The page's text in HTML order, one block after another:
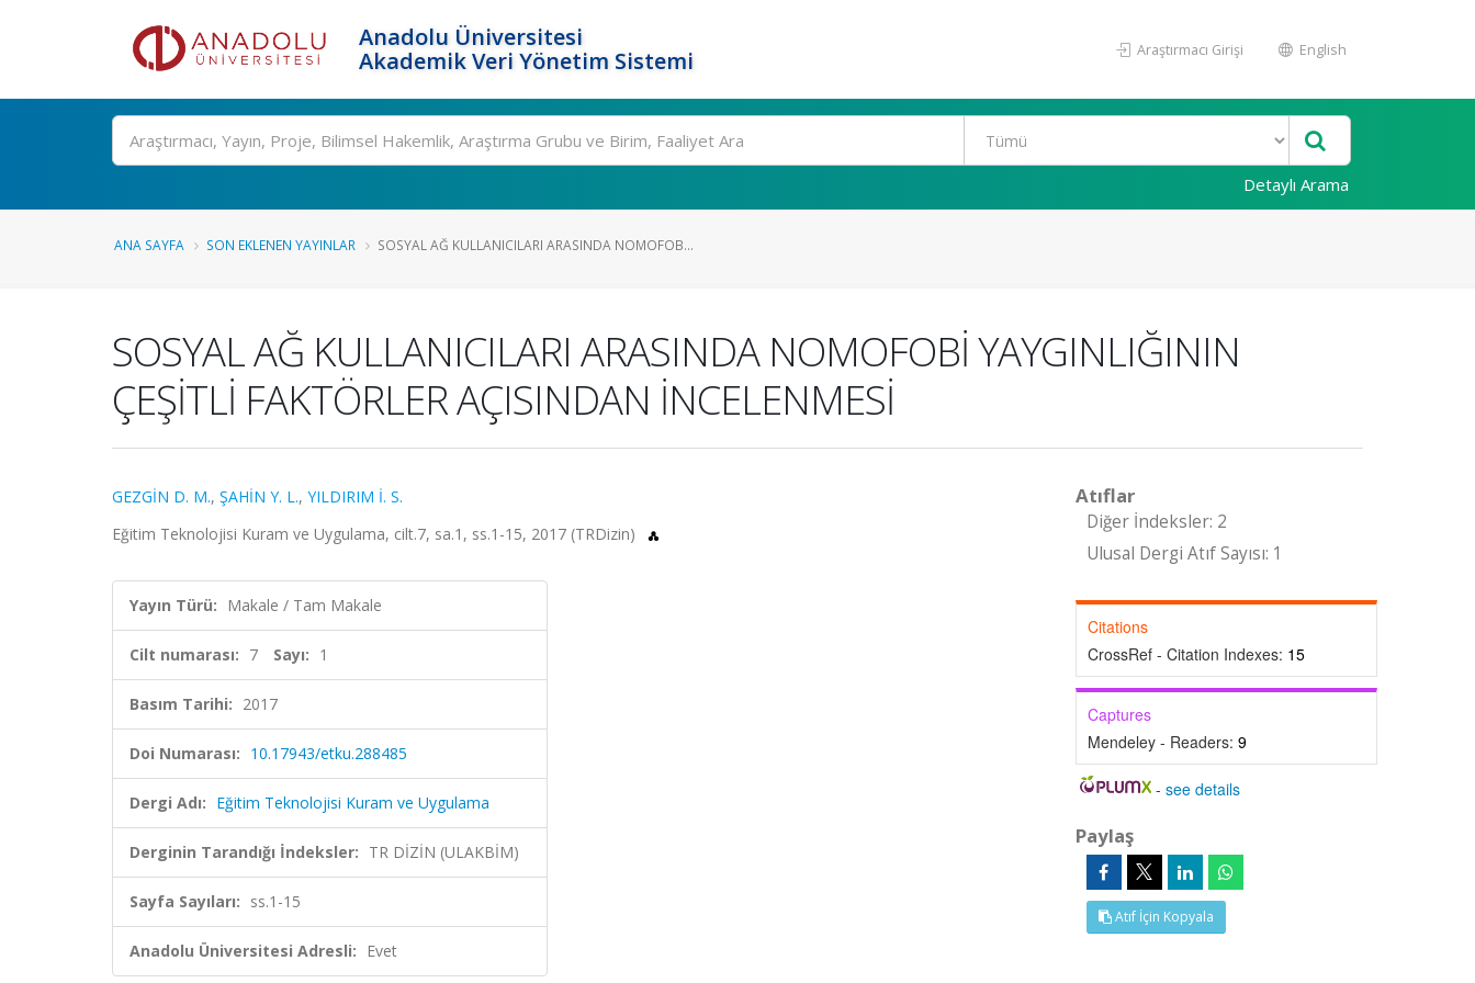
Anadolu Üniversitesi
Akademik Veri Yönetim Sistemi
Araştırmacı Girişi English
Ara
Detaylı Arama
ANA SAYFA SON EKLENEN YAYINLAR SOSYAL AĞ KULLANICILARI ARASINDA NOMOFOB...
SOSYAL AĞ KULLANICILARI ARASINDA NOMOFOBİ YAYGINLIĞININ
ÇEŞİTLİ FAKTÖRLER AÇISINDAN İNCELENMESİ
GEZGİN D. M., ŞAHİN Y. L., YILDIRIM İ. S.
Eğitim Teknolojisi Kuram ve Uygulama, cilt.7, sa.1, ss.1-15, 2017 (TRDizin)
Yayın Türü: Makale / Tam Makale
Cilt numarası: 7 Sayı: 1
Basım Tarihi: 2017
Doi Numarası: 10.17943/etku.288485
Dergi Adı: Eğitim Teknolojisi Kuram ve Uygulama
Derginin Tarandığı İndeksler: TR DİZİN (ULAKBİM)
Sayfa Sayıları: ss.1-15
Anadolu Üniversitesi Adresli: Evet
Atıflar
Diğer İndeksler: 2
Ulusal Dergi Atıf Sayısı: 1
Citations
CrossRef - Citation Indexes: 15
Captures
Mendeley - Readers: 9
-see details
Paylaş
Atıf İçin Kopyala